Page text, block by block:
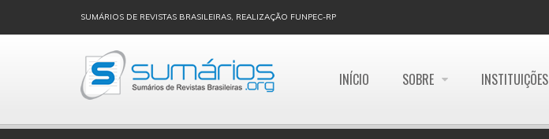
SUMÁRIOS DE REVISTAS BRASILEIRAS, REALIZAÇÃO FUNPEC-RP
INÍCIO SOBRE INSTITUIÇÕES